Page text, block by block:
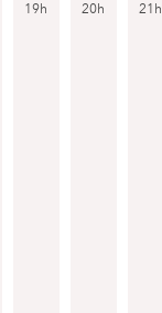
19h 20h 21h